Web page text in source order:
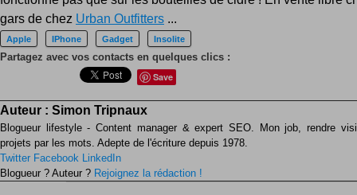
gars de chez Urban Outfitters ...
Apple IPhone Gadget Insolite
Partagez avec vos contacts en quelques clics :
Save
Auteur : Simon Tripnaux
Blogueur lifestyle - Content manager & expert SEO. Mon job, rendre
projets par les mots. Adepte de l'écriture depuis 1978.
Twitter Facebook LinkedIn
Blogueur ? Auteur ? Rejoignez la rédaction !